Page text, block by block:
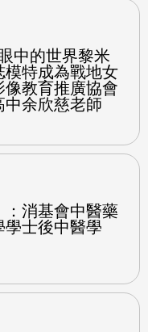
中的世界黎米
模特成為戰地女
教育推廣協會
余欣慈老師
：消基會中醫藥
士後中醫學